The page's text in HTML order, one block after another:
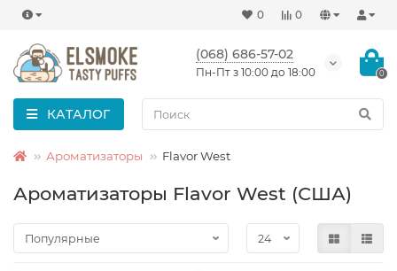
0
0
(068) 686-57-02
Пн-Пт з 10:00 до 18:00 0
КАТАЛОГ
Ароматизаторы Flavor West
Ароматизаторы Flavor West (США)